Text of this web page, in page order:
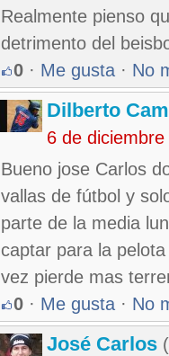
Realmente pienso
detrimento del
0 · Me gusta · No
Dilberto
6 de
Bueno jose Carlos
vallas de fútbol y
parte de la media
captar para la
vez pierde mas
0 · Me gusta · No
José Carlos